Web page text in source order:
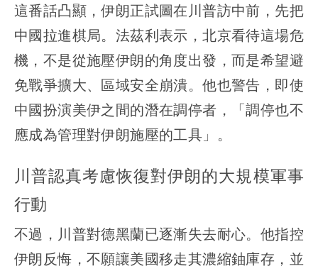
這番話凸顯，伊朗正試圖在川普訪中前，先把
中國拉進棋局。法茲利表示，北京看待這場危
機，不是從施壓伊朗的角度出發，而是希望避
免戰爭擴大、區域安全崩潰。他也警告，即使
中國扮演美伊之間的潛在調停者，「調停也不
應成為管理對伊朗施壓的工具」。
川普認真考慮恢復對伊朗的大規模軍事
行動
不過，川普對德黑蘭已逐漸失去耐心。他指控
伊朗反悔，不願讓美國移走其濃縮鈾庫存，並